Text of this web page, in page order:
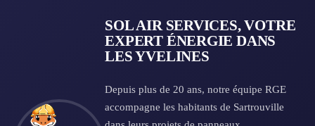
SOL AIR SERVICES, VOTRE
EXPERT ÉNERGIE DANS
LES YVELINES
Depuis plus de 20 ans, notre équipe RGE
accompagne les habitants de Sartrouville